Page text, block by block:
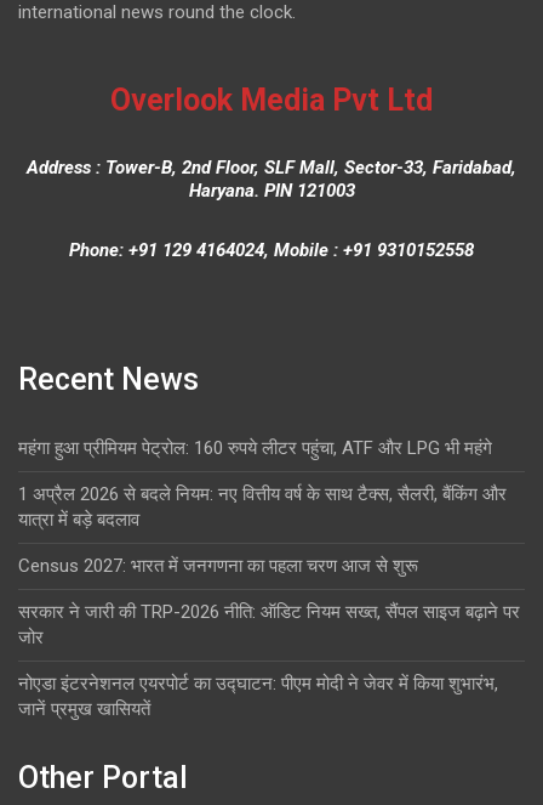
international news round the clock.
Overlook Media Pvt Ltd
Address : Tower-B, 2nd Floor, SLF Mall, Sector-33, Faridabad,
Haryana. PIN 121003
Phone: +91 129 4164024, Mobile : +91 9310152558
Recent News
महंगा हुआ प्रीमियम पेट्रोल: 160 रुपये लीटर पहुंचा, ATF और LPG भी महंगे
1 अप्रैल 2026 से बदले नियम: नए वित्तीय वर्ष के साथ टैक्स, सैलरी, बैंकिंग और
यात्रा में बड़े बदलाव
Census 2027: भारत में जनगणना का पहला चरण आज से शुरू
सरकार ने जारी की TRP-2026 नीति: ऑडिट नियम सख्त, सैंपल साइज बढ़ाने पर
जोर
नोएडा इंटरनेशनल एयरपोर्ट का उद्घाटन: पीएम मोदी ने जेवर में किया शुभारंभ,
जानें प्रमुख खासियतें
Other Portal